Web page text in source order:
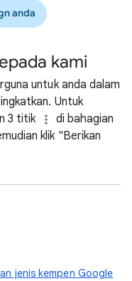
anda
kami
untuk anda dalam
Untuk
3 titik
di bahagian
klik "Berikan
jenis kempen Google